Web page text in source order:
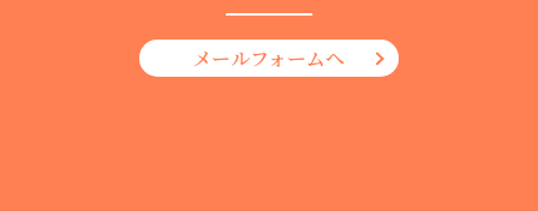
メールフォームへ